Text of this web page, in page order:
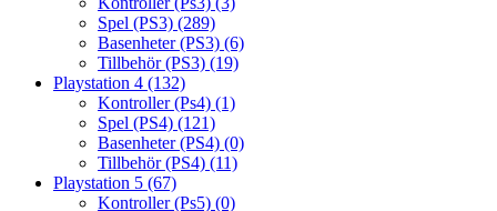
Spel (PS3) (289)
Basenheter (PS3) (6)
Tillbehör (PS3) (19)
Playstation 4 (132)
Kontroller (Ps4) (1)
Spel (PS4) (121)
Basenheter (PS4) (0)
Tillbehör (PS4) (11)
Playstation 5 (67)
Kontroller (Ps5) (0)